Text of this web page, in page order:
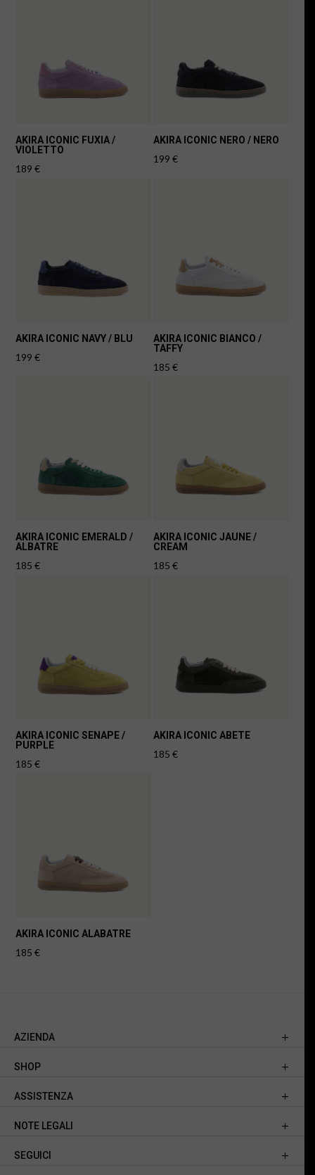
AKIRA ICONIC FUXIA /
VIOLETTO
189 €
AKIRA ICONIC NERO / NERO
199€
AKIRA ICONIC NAVY / BLU
199 €
AKIRA ICONIC BIANCO /
TAFFY
185€
AKIRA ICONIC EMERALD /
ALBATRE
185 €
AKIRA ICONIC JAUNE /
CREAM
185€
AKIRA ICONIC SENAPE /
PURPLE
185 €
AKIRA ICONIC ABETE
185€
AKIRA ICONIC ALABATRE
185 €
AZIENDA
SHOP
ASSISTENZA
NOTE LEGALI
SEGUICI